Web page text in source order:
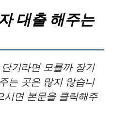
대출 해주는
기라면 모를까 장기
는 곳은 많지 않습니
시면 본문을 클릭해주